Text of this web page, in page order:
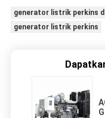
generator listrik perkins
generator listrik perkins